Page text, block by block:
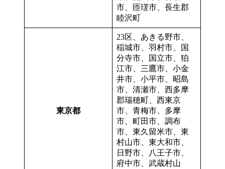
市、匝瑳市、長生郡
睦沢町
東京都
23区、あきる野市、
稲城市、羽村市、国
分寺市、国立市、狛
江市、三鷹市、小金
井市、小平市、昭島
市、清瀬市、西多摩
郡瑞穂町、西東京
市、青梅市、多摩
市、町田市、調布
市、東久留米市、東
村山市、東大和市、
日野市、八王子市、
府中市、武蔵村山